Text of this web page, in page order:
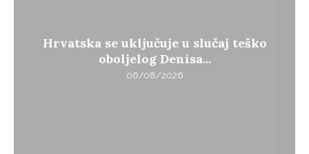
Hrvatska se uključuje u slučaj teško
oboljelog Denisa...
06/08/2026